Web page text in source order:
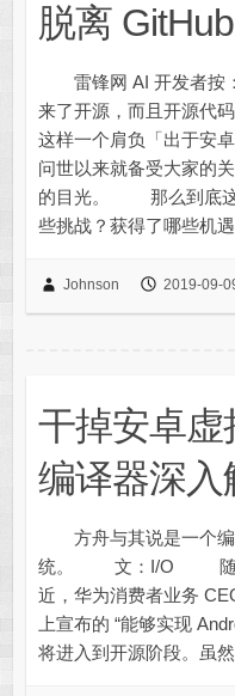
脱离
雷锋网 AI 开发者按：
来了开源，而且开源代
这样一个肩负「出于安
问世以来就备受大家的
的目光。 那么到底这
些挑战？获得了哪些机
Johnson 2019-09-
干掉安卓
编译器深入
方舟与其说是一个编
统。 文：I/O 随着
近，华为消费者业务
上宣布的 “能够实现
将进入到开源阶段。虽